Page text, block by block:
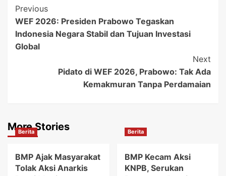
Post
Navigation
Previous
WEF 2026: Presiden Prabowo Tegaskan
Indonesia Negara Stabil dan Tujuan Investasi
Global
Next
Pidato di WEF 2026, Prabowo: Tak Ada
Kemakmuran Tanpa Perdamaian
More Stories
Berita
BMP Ajak Masyarakat
Tolak Aksi Anarkis
Berita
BMP Kecam Aksi
KNPB, Serukan